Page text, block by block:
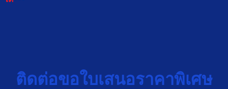
ติดต่อขอใบเสนอราคาพิเศษ